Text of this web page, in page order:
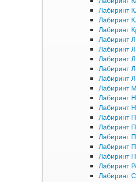
Лабиринт
Лабиринт
Лабиринт
Лабиринт
Лабиринт
Лабиринт
Лабиринт
Лабиринт
Лабиринт
Лабиринт
Лабиринт
Лабиринт
Лабиринт
Лабиринт
Лабиринт
Лабиринт
Лабиринт
Лабиринт